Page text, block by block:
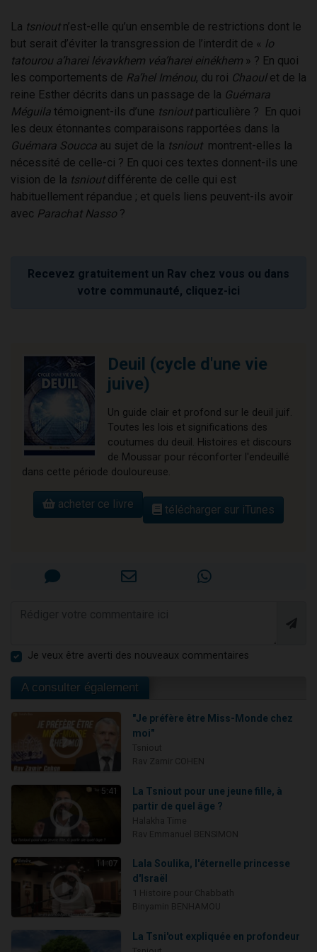
La tsniout n’est-elle qu’un ensemble de restrictions dont le
but serait d’éviter la transgression de l’interdit de « lo
tatourou a’harei lévavkhem véa’harei einékhem » ? En quoi
les comportements de Ra’hel Iménou, du roi Chaoul et de la
reine Esther décrits dans un passage de la Guémara
Méguila témoignent-ils d’une tsniout particulière ? En quoi
les deux étonnantes comparaisons rapportées dans la
Guémara Soucca au sujet de la tsniout montrent-elles la
nécessité de celle-ci ? En quoi ces textes donnent-ils une
vision de la tsniout différente de celle qui est
habituellement répandue ; et quels liens peuvent-ils avoir
avec Parachat Nasso ?
Recevez gratuitement un Rav chez vous ou dans
votre communauté, cliquez-ici
Deuil (cycle d'une vie
juive)
Un guide clair et profond sur le deuil juif.
Toutes les lois et significations des
coutumes du deuil. Histoires et discours
de Moussar pour réconforter l'endeuillé
dans cette période douloureuse.
acheter ce livre télécharger sur iTunes
Je veux être averti des nouveaux commentaires
A consulter également
"Je préfère être Miss-Monde chez
moi"
5:41
La Tsniout pour une jeune fille, à
partir de quel âge ?
11:07
Lala Soulika, l'éternelle princesse
d'Israël
La Tsni'out expliquée en profondeur